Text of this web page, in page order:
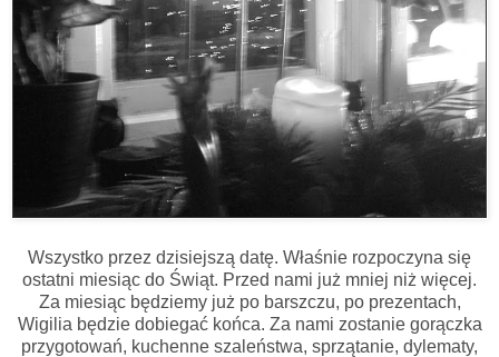
Wszystko przez dzisiejszą datę. Właśnie rozpoczyna się
ostatni miesiąc do Świąt. Przed nami już mniej niż więcej.
Za miesiąc będziemy już po barszczu, po prezentach,
Wigilia będzie dobiegać końca. Za nami zostanie gorączka
przygotowań, kuchenne szaleństwa, sprzątanie, dylematy,